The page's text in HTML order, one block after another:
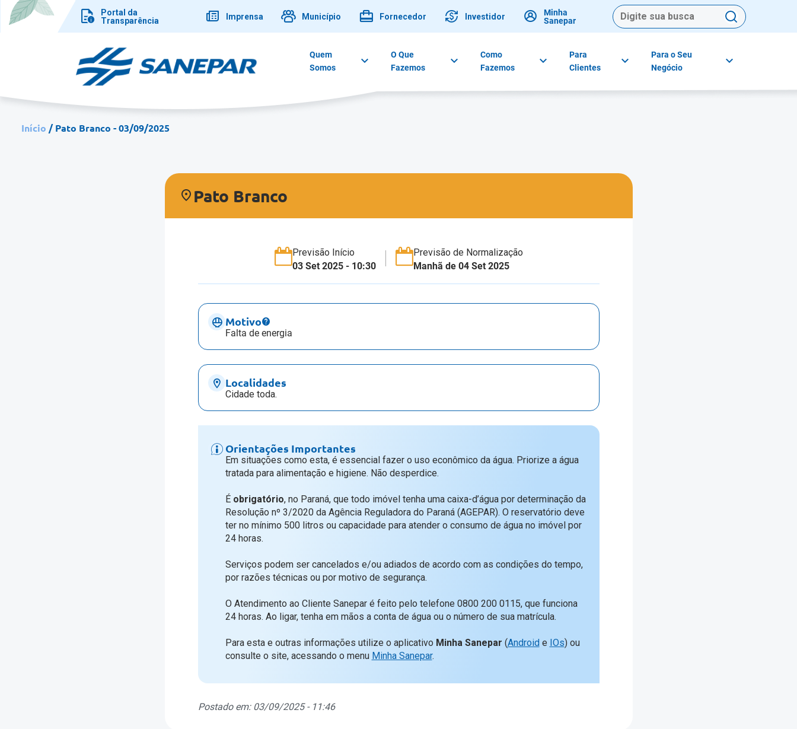
Pular
para
conteúdo
Portal da
Transparência
Imprensa Município Fornecedor Investidor
Minha
Sanepar
Quem
Somos
O Que
Fazemos
Como
Fazemos
Para
Clientes
Para o Seu
Negócio
Início Pato Branco - 03/09/2025
Pato Branco
Previsão Início
03 Set 2025 - 10:30
Previsão de Normalização
Manhã de 04 Set 2025
Motivo
Falta de energia
Localidades
Cidade toda.
Orientações Importantes
Em situações como esta, é essencial fazer o uso econômico da água. Priorize a água
tratada para alimentação e higiene. Não desperdice.
É obrigatório, no Paraná, que todo imóvel tenha uma caixa-d’água por determinação da
Resolução nº 3/2020 da Agência Reguladora do Paraná (AGEPAR). O reservatório deve
ter no mínimo 500 litros ou capacidade para atender o consumo de água no imóvel por
24 horas.
Serviços podem ser cancelados e/ou adiados de acordo com as condições do tempo,
por razões técnicas ou por motivo de segurança.
O Atendimento ao Cliente Sanepar é feito pelo telefone 0800 200 0115, que funciona
24 horas. Ao ligar, tenha em mãos a conta de água ou o número de sua matrícula.
Para esta e outras informações utilize o aplicativo Minha Sanepar (Android e IOs) ou
consulte o site, acessando o menu Minha Sanepar.
Postado em: 03/09/2025 - 11:46